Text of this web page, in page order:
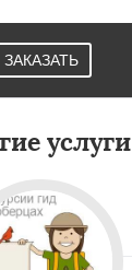
×
Фоминск
ЗАКАЗАТЬ
услуги